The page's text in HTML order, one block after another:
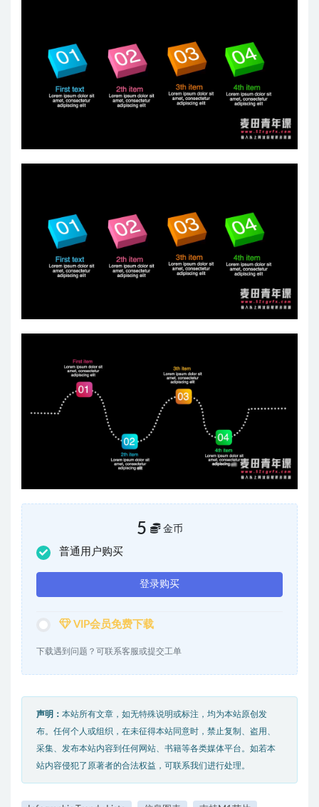
5 金币
普通用户购买
登录购买
VIP会员免费下载
下载遇到问题？可联系客服或提交工单
声明： 本站所有文章，如无特殊说明或标注，均为本站原创发
布。任何个人或组织，在未征得本站同意时，禁止复制、盗用、
采集、发布本站内容到任何网站、书籍等各类媒体平台。如若本
站内容侵犯了原著者的合法权益，可联系我们进行处理。